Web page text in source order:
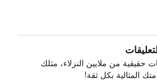
حقيقية من ملايين النزلاء، مثلك
المثالية بكل ثقة!